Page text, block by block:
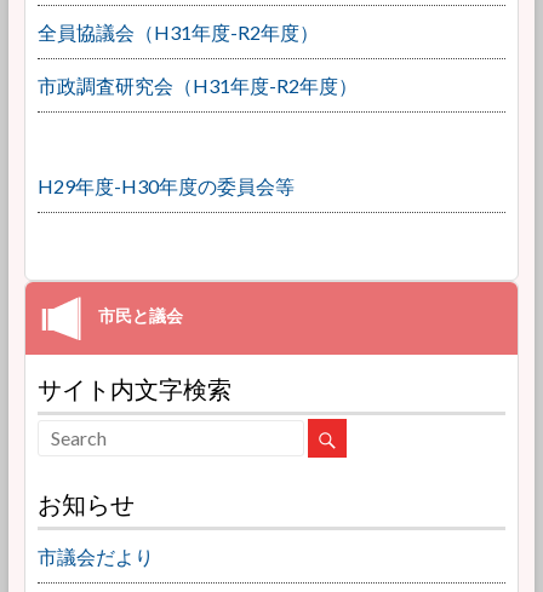
全員協議会（H31年度-R2年度）
市政調査研究会（H31年度-R2年度）
H29年度-H30年度の委員会等
サイト内文字検索
お知らせ
市議会だより